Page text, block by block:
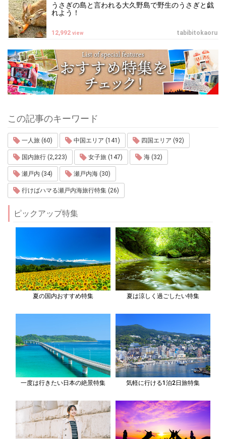
うさぎの島と言われる大久野島で野生のうさぎと戯
れよう！
tabibitokaoru
12,992 view
この記事のキーワード
一人旅 (60) 中国エリア (141) 四国エリア (92)
国内旅行 (2,223) 女子旅 (147) 海 (32)
瀬戸内 (34) 瀬戸内海 (30)
行けばハマる瀬戸内海旅行特集 (26)
ピックアップ特集
夏の国内おすすめ特集 夏は涼しく過ごしたい特集
一度は行きたい日本の絶景特集 気軽に行ける1泊2日旅特集